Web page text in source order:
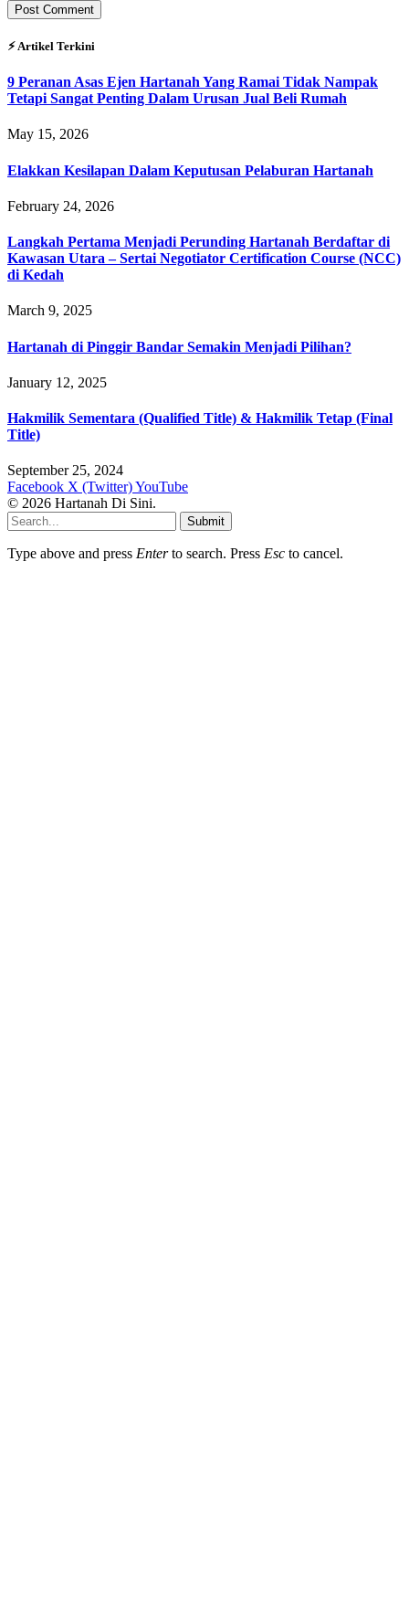
⚡︎ Artikel Terkini
9 Peranan Asas Ejen Hartanah Yang Ramai Tidak Nampak
Tetapi Sangat Penting Dalam Urusan Jual Beli Rumah
May 15, 2026
Elakkan Kesilapan Dalam Keputusan Pelaburan Hartanah
February 24, 2026
Langkah Pertama Menjadi Perunding Hartanah Berdaftar di
Kawasan Utara – Sertai Negotiator Certification Course (NCC)
di Kedah
March 9, 2025
Hartanah di Pinggir Bandar Semakin Menjadi Pilihan?
January 12, 2025
Hakmilik Sementara (Qualified Title) & Hakmilik Tetap (Final
Title)
September 25, 2024
Facebook X (Twitter)YouTube
© 2026 Hartanah Di Sini.
Submit
Type above and press Enterto search. Press Esc to cancel.